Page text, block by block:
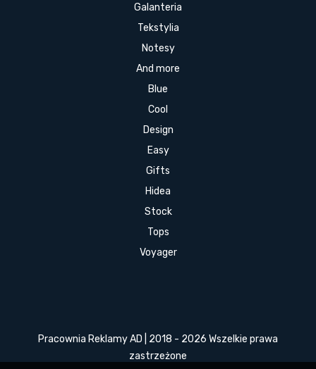
Galanteria
Tekstylia
Notesy
And more
Blue
Cool
Design
Easy
Gifts
Hidea
Stock
Tops
Voyager
Pracownia Reklamy AD | 2018 - 2026 Wszelkie prawa
zastrzeżone